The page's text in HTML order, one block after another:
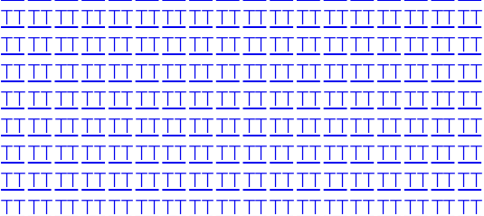
TTTTTTTTTTTTTTTTTTTTTTTTTTTTTTTTTTTT
TTTTTTTTTTTTTTTTTTTTTTTTTTTTTTTTTTTT
TTTTTTTTTTTTTTTTTTTTTTTTTTTTTTTTTTTT
TTTTTTTTTTTTTTTTTTTTTTTTTTTTTTTTTTTT
TTTTTTTTTTTTTTTTTTTTTTTTTTTTTTTTTTTT
TTTTTTTTTTTTTTTTTTTTTTTTTTTTTTTTTTTT
TTTTTTTTTTTTTTTTTTTTTTTTTTTTTTTTTTTT
TTTTTTTTTTTTTTTTTTTTTTTTTTTTTTTTTTTT